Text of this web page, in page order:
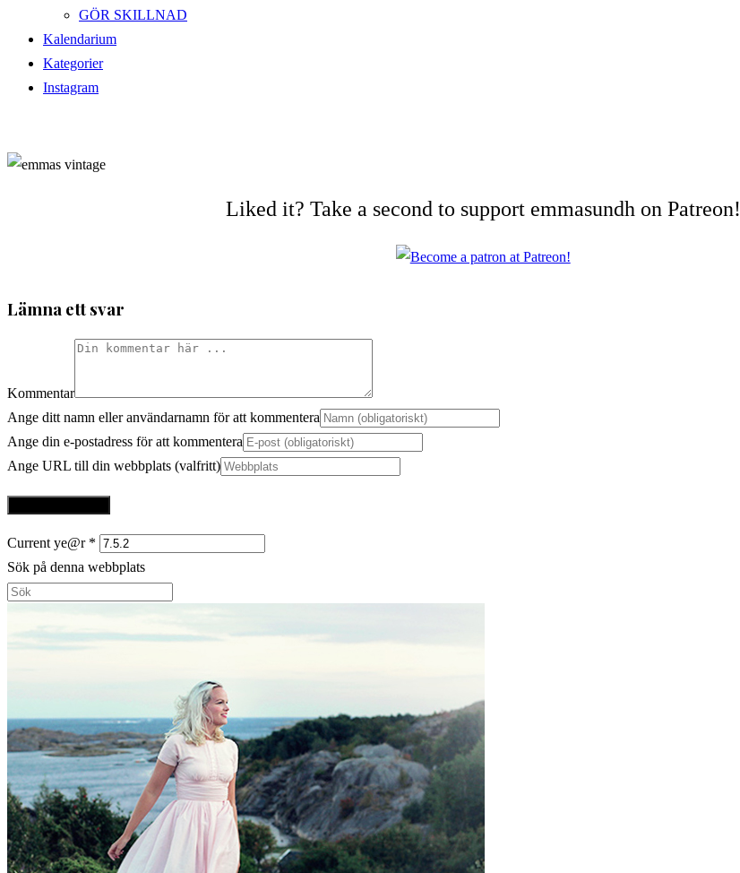
GÖR SKILLNAD
Kalendarium
Kategorier
Instagram
Liked it? Take a second to support emmasundh on Patreon!
Lämna ett svar
Kommentar
Ange ditt namn eller användarnamn för att kommentera
Ange din e-postadress för att kommentera
Ange URL till din webbplats (valfritt)
Current ye@r *
Sök på denna webbplats